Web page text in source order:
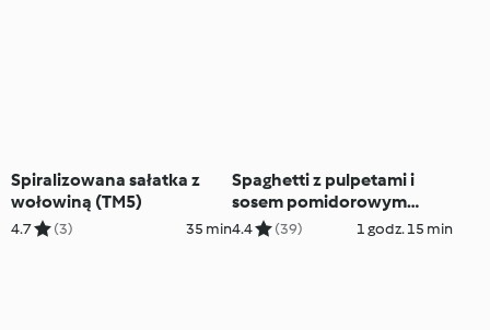
Spiralizowana sałatka z
wołowiną (TM5)
4.7 (3) 35 min
Spaghetti z pulpetami i
sosem pomidorowym
(TM7)
4.4 (39) 1 godz. 15 min